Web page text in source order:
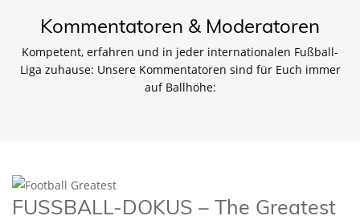
Kommentatoren & Moderatoren
Kompetent, erfahren und in jeder internationalen Fußball-
Liga zuhause: Unsere Kommentatoren sind für Euch immer
auf Ballhöhe:
FUSSBALL-DOKUS – The Greatest